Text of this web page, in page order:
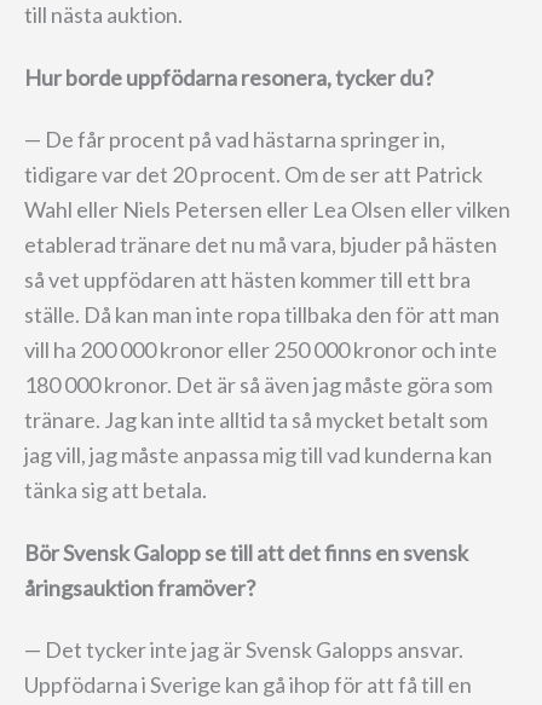
till nästa auktion.
Hur borde uppfödarna resonera, tycker du?
— De får procent på vad hästarna springer in,
tidigare var det 20 procent. Om de ser att Patrick
Wahl eller Niels Petersen eller Lea Olsen eller vilken
etablerad tränare det nu må vara, bjuder på hästen
så vet uppfödaren att hästen kommer till ett bra
ställe. Då kan man inte ropa tillbaka den för att man
vill ha 200 000 kronor eller 250 000 kronor och inte
180 000 kronor. Det är så även jag måste göra som
tränare. Jag kan inte alltid ta så mycket betalt som
jag vill, jag måste anpassa mig till vad kunderna kan
tänka sig att betala.
Bör Svensk Galopp se till att det finns en svensk
åringsauktion framöver?
— Det tycker inte jag är Svensk Galopps ansvar.
Uppfödarna i Sverige kan gå ihop för att få till en